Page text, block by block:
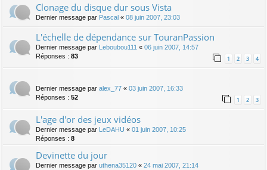
Clonage du disque dur sous Vista
Dernier message par Pascal « 08 juin 2007, 23:03
L'échelle de dépendance sur TouranPassion
Dernier message par Leboubou111 « 06 juin 2007, 14:57
Réponses : 83 1 2 3 4
Dernier message par alex_77 « 03 juin 2007, 16:33
Réponses : 52 1 2 3
L'age d'or des jeux vidéos
Dernier message par LeDAHU « 01 juin 2007, 10:25
Réponses : 8
Devinette du jour
Dernier message par uthena35120 « 24 mai 2007, 21:14